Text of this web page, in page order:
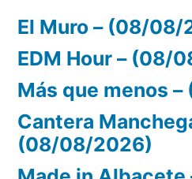
El Muro – (08/08/
EDM Hour – (08/
Más que menos
Cantera
(08/08/2026)